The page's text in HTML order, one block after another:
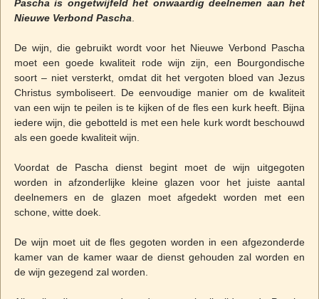
Pascha is ongetwijfeld het onwaardig deelnemen aan het
Nieuwe Verbond Pascha
De wijn, die gebruikt wordt voor het Nieuwe Verbond Pascha
moet een goede kwaliteit rode wijn zijn, een Bourgondische
soort – niet versterkt, omdat dit het vergoten bloed van Jezus
Christus symboliseert. De eenvoudige manier om de kwaliteit
van een wijn te peilen is te kijken of de fles een kurk heeft. Bijna
iedere wijn, die gebotteld is met een hele kurk wordt beschouwd
als een goede kwaliteit wijn.
Voordat de Pascha dienst begint moet de wijn uitgegoten
worden in afzonderlijke kleine glazen voor het juiste aantal
deelnemers en de glazen moet afgedekt worden met een
schone, witte doek.
De wijn moet uit de fles gegoten worden in een afgezonderde
kamer van de kamer waar de dienst gehouden zal worden en
de wijn gezegend zal worden.